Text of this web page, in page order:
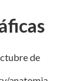
de